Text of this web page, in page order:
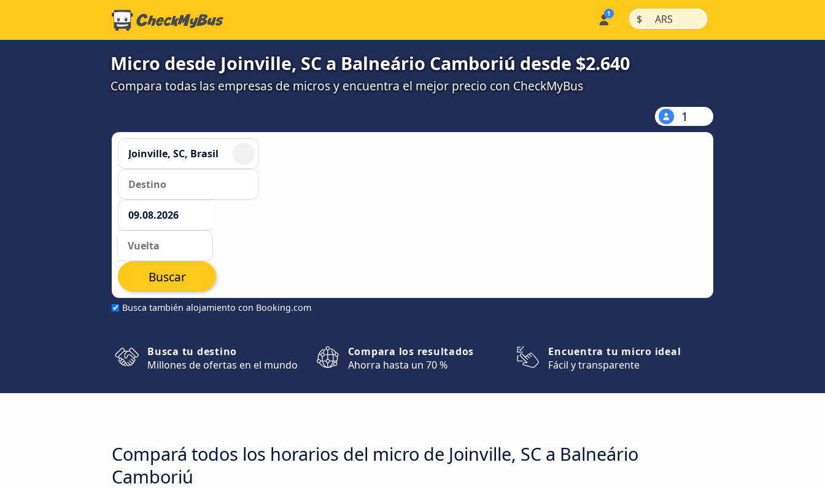
$ | ARS |
Micro desde Joinville, SC a Balneário Camboriú desde $2.640
Compara todas las empresas de micros y encuentra el mejor precio con CheckMyBus
1
Busca también alojamiento con Booking.com
Buscar
Busca tu destino
Millones de ofertas en el mundo
Compara los resultados
Ahorra hasta un 70 %
Encuentra tu micro ideal
Fácil y transparente
Compará todos los horarios del micro de Joinville, SC a Balneário
Camboriú